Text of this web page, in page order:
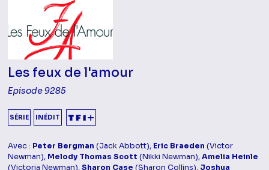
Les feux de l'amour
Episode 9285
SÉRIE INÉDIT
Avec : Peter Bergman (Jack Abbott), Eric Braeden (Victor
Newman), Melody Thomas Scott (Nikki Newman),Amelia Heinle
(Victoria Newman),Sharon Case (Sharon Collins), Joshua